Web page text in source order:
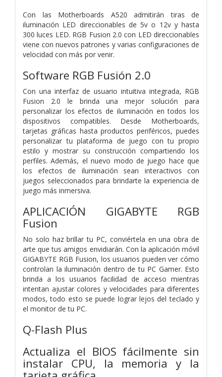
Con las Motherboards A520 admitirán tiras de
iluminación LED direccionables de 5v o 12v y hasta
300 luces LED. RGB Fusion 2.0 con LED direccionables
viene con nuevos patrones y varias configuraciones de
velocidad con más por venir.
Software RGB Fusión 2.0
Con una interfaz de usuario intuitiva integrada, RGB
Fusion 2.0 le brinda una mejor solución para
personalizar los efectos de iluminación en todos los
dispositivos compatibles. Desde Motherboards,
tarjetas gráficas hasta productos periféricos, puedes
personalizar tu plataforma de juego con tu propio
estilo y mostrar su construcción compartiendo los
perfiles. Además, el nuevo modo de juego hace que
los efectos de iluminación sean interactivos con
juegos seleccionados para brindarte la experiencia de
juego más inmersiva.
APLICACIÓN GIGABYTE RGB
Fusion
No solo haz brillar tu PC, conviértela en una obra de
arte que tus amigos envidiarán. Con la aplicación móvil
GIGABYTE RGB Fusion, los usuarios pueden ver cómo
controlan la iluminación dentro de tu PC Gamer. Esto
brinda a los usuarios facilidad de acceso mientras
intentan ajustar colores y velocidades para diferentes
modos, todo esto se puede lograr lejos del teclado y
el monitor de tu PC.
Q-Flash Plus
Actualiza el BIOS fácilmente sin
instalar CPU, la memoria y la